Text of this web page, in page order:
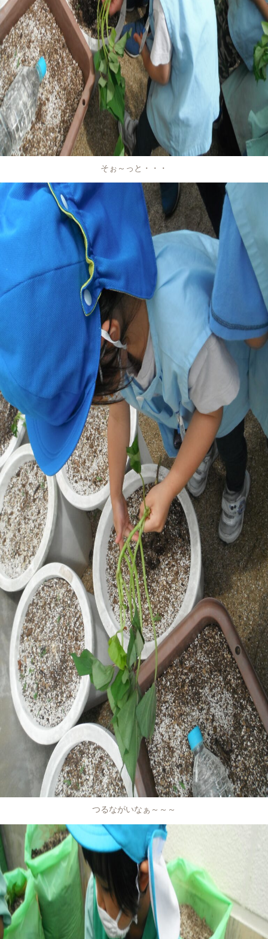
そぉ～っと・・・
つるながいなぁ～～～